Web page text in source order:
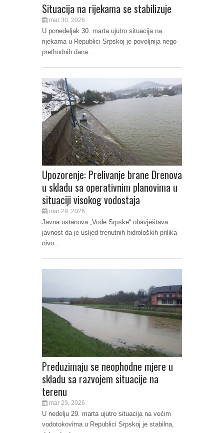
Situacija na rijekama se stabilizuje
mar 30, 2026
U ponedeljak 30. marta ujutro situacija na
rijekama u Republici Srpskoj je povoljnija nego
prethodnih dana....
Upozorenje: Prelivanje brane Drenova
u skladu sa operativnim planovima u
situaciji visokog vodostaja
mar 29, 2026
Javna ustanova „Vode Srpske“ obavještava
javnost da je usljed trenutnih hidroloških prilika
nivo...
Preduzimaju se neophodne mjere u
skladu sa razvojem situacije na
terenu
mar 29, 2026
U nedelju 29. marta ujutro situacija na većim
vodotokovima u Republici Srpskoj je stabilna,